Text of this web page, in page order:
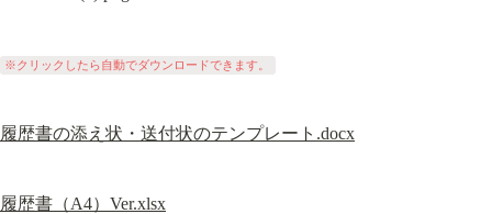
※クリックしたら自動でダウンロードできます。
履歴書の添え状・送付状のテンプレート.docx
履歴書（A4）Ver.xlsx